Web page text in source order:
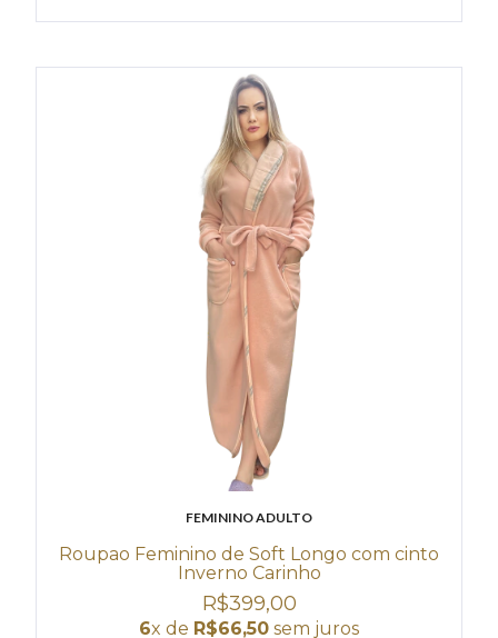
FEMININO ADULTO
Roupao Feminino de Soft Longo com cinto
Inverno Carinho
R$399,00
6x de R$66,50 sem juros